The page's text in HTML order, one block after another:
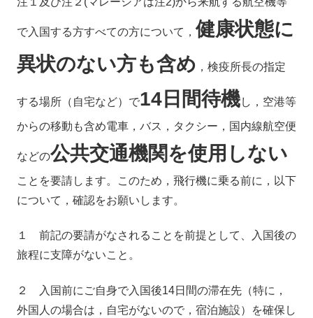
で入国する方すべての方について，健康状態に
異状のない方も含め ，検疫所長の指定
する場所（自宅など）で14日間待機し，空港等
からの移動も含め電車，バス，タクシー，国内線航空便
などの公共交通機関を使用しない
ことを要請します。このため，飛行機に乗る前に，以下
について，確認をお願いします。
１ 前記の要請がなされることを前提として、入国後の
旅程に支障がないこと。
２ 入国前にご自身で入国後14日間の滞在先（特に，
外国人の場合は，自宅がないので，宿泊施設）を確保し